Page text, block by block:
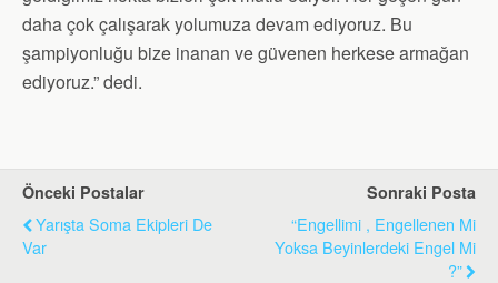
daha çok çalışarak yolumuza devam ediyoruz. Bu
şampiyonluğu bize inanan ve güvenen herkese armağan
ediyoruz.” dedi.
Önceki Postalar
Yarışta Soma Ekipleri De
Var
Sonraki Posta
“Engellimi , Engellenen Mi
Yoksa Beyinlerdeki Engel Mi
?”